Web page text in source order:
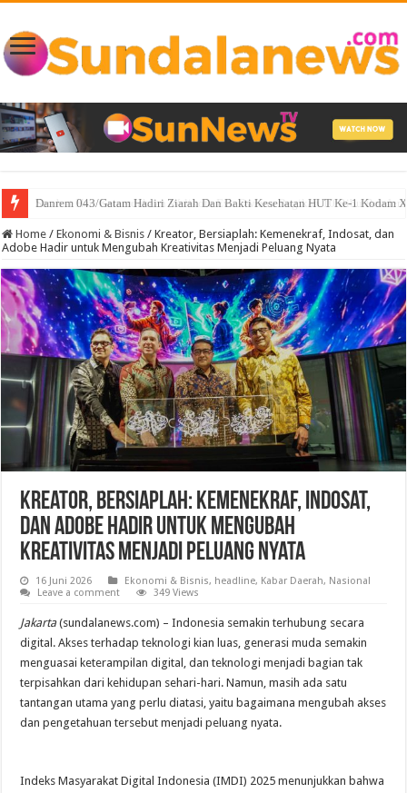
Sambut Hari Kemerdekaan Walikota Eva Dwiana Bagikan 10 Ribu
Home / Ekonomi & Bisnis / Kreator, Bersiaplah: Kemenekraf, Indosat, dan
Adobe Hadir untuk Mengubah Kreativitas Menjadi Peluang Nyata
Kreator, Bersiaplah: Kemenekraf, Indosat,
dan Adobe Hadir untuk Mengubah
Kreativitas Menjadi Peluang Nyata
16 Juni 2026 Ekonomi & Bisnis, headline, Kabar Daerah, Nasional
Leave a comment
349 Views
Jakarta(sundalanews.com) – Indonesia semakin terhubung secara
digital. Akses terhadap teknologi kian luas, generasi muda semakin
menguasai keterampilan digital, dan teknologi menjadi bagian tak
terpisahkan dari kehidupan sehari-hari. Namun, masih ada satu
tantangan utama yang perlu diatasi, yaitu bagaimana mengubah akses
dan pengetahuan tersebut menjadi peluang nyata.
Indeks Masyarakat Digital Indonesia (IMDI) 2025 menunjukkan bahwa